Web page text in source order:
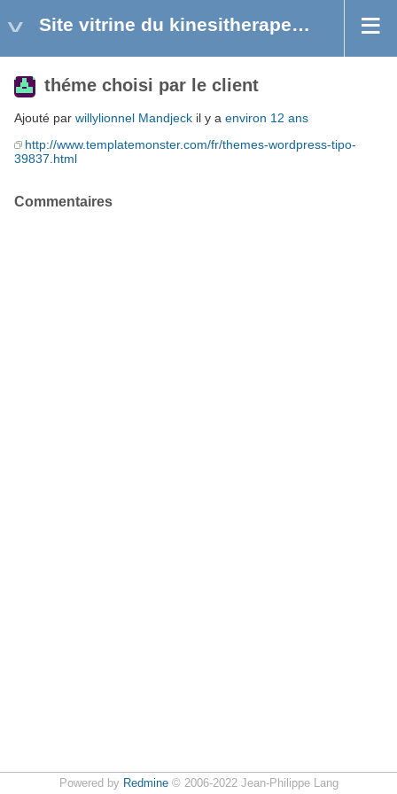
Site vitrine du kinesitherapeute Mr MARTIN
théme choisi par le client
Ajouté par willylionnel Mandjeck il y a environ 12 ans
http://www.templatemonster.com/fr/themes-wordpress-tipo-
39837.html
Commentaires
Powered by Redmine© 2006-2022 Jean-Philippe Lang